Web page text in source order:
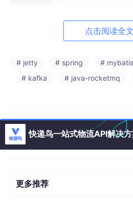
点击阅读全文
# jetty # spring # mybatis
# kafka
# java-rocketmq
快递鸟一站式物流API解决
更多推荐